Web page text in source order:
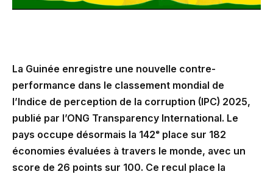
La Guinée enregistre une nouvelle contre-
performance dans le classement mondial de
l’Indice de perception de la corruption (IPC) 2025,
publié par l’ONG Transparency International. Le
pays occupe désormais la 142ᵉ place sur 182
économies évaluées à travers le monde, avec un
score de 26 points sur 100. Ce recul place la